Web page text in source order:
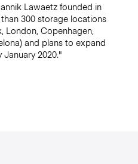
Lawaetz founded in
300 storage locations
London, Copenhagen,
and plans to expand
2020."